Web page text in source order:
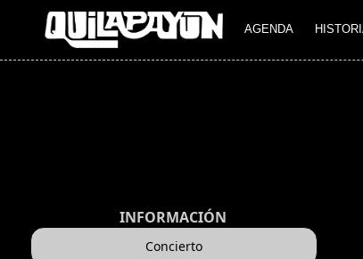
AGENDA
INFORMACIÓN
Concierto